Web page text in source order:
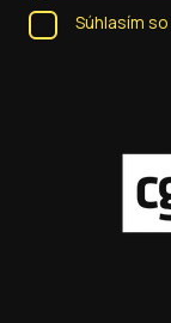
Súhlasím so